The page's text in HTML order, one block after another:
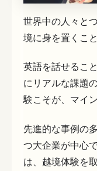
世界中の人々と
境に身を置くこと
英語を話せるこ
にリアルな課題
験こそが、マイ
先進的な事例の
つ大企業が中心
は、越境体験を